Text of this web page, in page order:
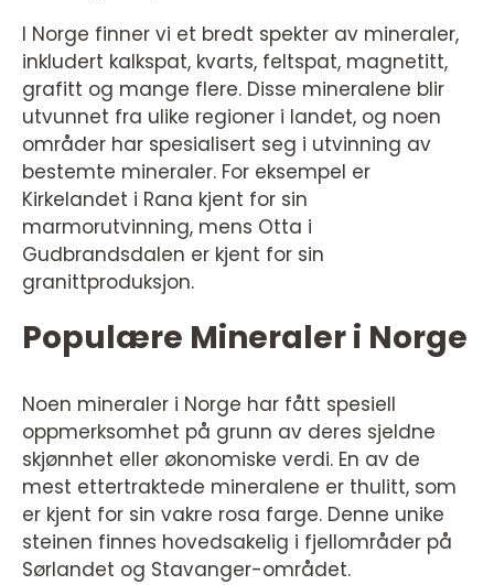
I Norge finner vi et bredt spekter av mineraler,
inkludert kalkspat, kvarts, feltspat, magnetitt,
grafitt og mange flere. Disse mineralene blir
utvunnet fra ulike regioner i landet, og noen
områder har spesialisert seg i utvinning av
bestemte mineraler. For eksempel er
Kirkelandet i Rana kjent for sin
marmorutvinning, mens Otta i
Gudbrandsdalen er kjent for sin
granittproduksjon.
Populære Mineraler i Norge
Noen mineraler i Norge har fått spesiell
oppmerksomhet på grunn av deres sjeldne
skjønnhet eller økonomiske verdi. En av de
mest ettertraktede mineralene er thulitt, som
er kjent for sin vakre rosa farge. Denne unike
steinen finnes hovedsakelig i fjellområder på
Sørlandet og Stavanger-området.